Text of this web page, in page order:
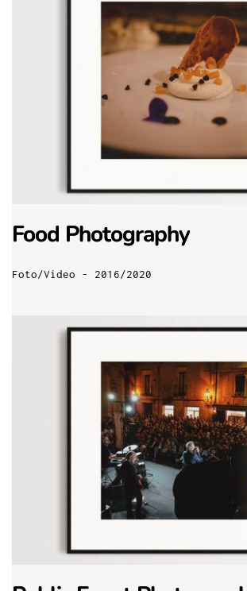
Food Photography
Foto/Video - 2016/2020